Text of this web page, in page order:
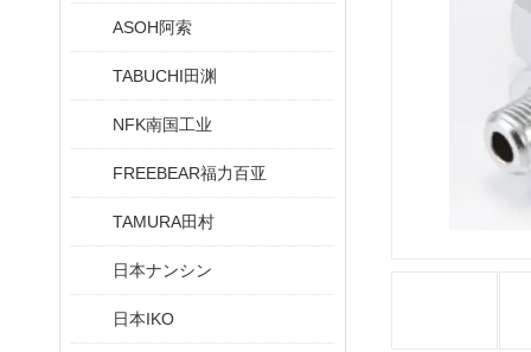
ASOH阿索
TABUCHI田渊
NFK南国工业
FREEBEAR福力百亚
TAMURA田村
日本ナンシン
日本IKO